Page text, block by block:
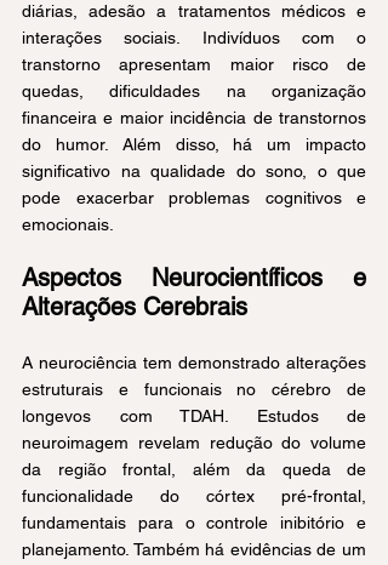
diárias, adesão a tratamentos médicos e
interações sociais. Indivíduos com o
transtorno apresentam maior risco de
quedas, dificuldades na organização
financeira e maior incidência de transtornos
do humor. Além disso, há um impacto
significativo na qualidade do sono, o que
pode exacerbar problemas cognitivos e
emocionais.
Aspectos Neurocientíficos e
Alterações Cerebrais
A neurociência tem demonstrado alterações
estruturais e funcionais no cérebro de
longevos com TDAH. Estudos de
neuroimagem revelam redução do volume
da região frontal, além da queda de
funcionalidade do córtex pré-frontal,
fundamentais para o controle inibitório e
planejamento. Também há evidências de um